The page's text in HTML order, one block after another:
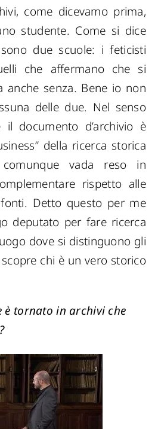
come dicevamo prima,
studente. Come si dice
due scuole: i feticisti
che affermano che si
anche senza. Bene io non
delle due. Nel senso
documento d’archivio è
della ricerca storica
vada reso in
rispetto alle
Detto questo per me
deputato per fare ricerca
dove si distinguono gli
chi è un vero storico
è tornato in archivi che